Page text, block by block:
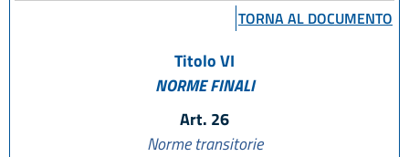
L.R. 26 novembre 2010 n. 11
L.R. 22 dicembre 2011 n. 21
L.R. 30 maggio 2016, n. 9
L.R. 1 agosto 2017, n. 18
L.R. 25 luglio 2025, n. 9
TORNA AL DOCUMENTO
Titolo VI
NORME FINALI
Art. 26
Norme transitorie